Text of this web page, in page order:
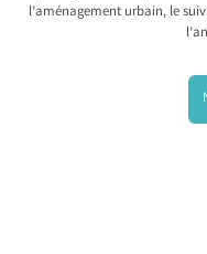
l’aménagement urbain, le